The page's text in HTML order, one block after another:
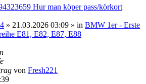
Hur man köper pass/körkort
» 21.03.2026 03:09 » in BMW 1er - Erste
E81, E82, E87, E88
von Fresh221